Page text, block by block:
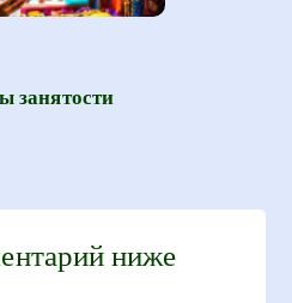
занятости
ниже